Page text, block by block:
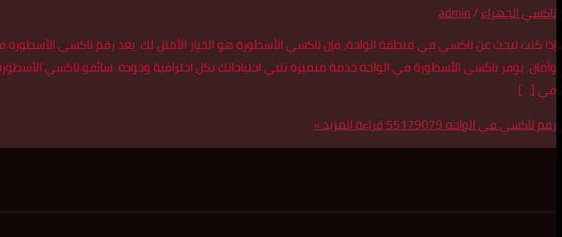
تاكسي الجهراء/
admin
وأمان. يوفر تاكسي الأسطورة في الواحة خدمة متميزة تلبي احتياجاتك بكل احترافية وجودة. سائقو تاكسي
في […]
رقم تاكسي في الواحه 55179079
قراءة المزيد »